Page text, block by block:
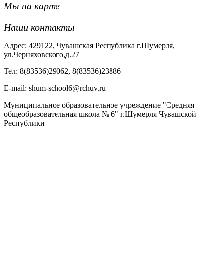
Мы на карте
Наши контакты
Адрес: 429122, Чувашская Республика г.Шумерля,
ул.Черняховского,д.27
Тел: 8(83536)29062, 8(83536)23886
Е-mail: shum-school6@rchuv.ru
Муниципальное образовательное учреждение "Средняя
общеобразовательная школа № 6" г.Шумерля Чувашской
Республики